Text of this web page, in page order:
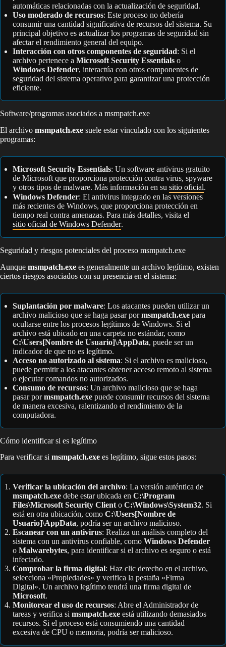
automáticas relacionadas con la actualización de seguridad.
Uso moderado de recursos: Este proceso no debería
consumir una cantidad significativa de recursos del sistema. Su
principal objetivo es actualizar los programas de seguridad sin
afectar el rendimiento general del equipo.
Interacción con otros componentes de seguridad: Si el
archivo pertenece a Microsoft Security Essentials o
Windows Defender, interactúa con otros componentes de
seguridad del sistema operativo para garantizar una protección
eficiente.
Software/programas asociados a msmpatch.exe
El archivo msmpatch.exe suele estar vinculado con los siguientes
programas:
Microsoft Security Essentials: Un software antivirus gratuito
de Microsoft que proporciona protección contra virus, spyware
y otros tipos de malware. Más información en su sitio oficial.
Windows Defender: El antivirus integrado en las versiones
más recientes de Windows, que proporciona protección en
tiempo real contra amenazas. Para más detalles, visita el
sitio oficial de Windows Defender.
Seguridad y riesgos potenciales del proceso msmpatch.exe
Aunque msmpatch.exe es generalmente un archivo legítimo, existen
ciertos riesgos asociados con su presencia en el sistema:
Suplantación por malware: Los atacantes pueden utilizar un
archivo malicioso que se haga pasar pormsmpatch.exe para
ocultarse entre los procesos legítimos de Windows. Si el
archivo está ubicado en una carpeta no estándar, como
C:\Users[Nombre de Usuario]\AppData, puede ser un
indicador de que no es legítimo.
Acceso no autorizado al sistema: Si el archivo es malicioso,
puede permitir a los atacantes obtener acceso remoto al sistema
o ejecutar comandos no autorizados.
Consumo de recursos: Un archivo malicioso que se haga
pasar pormsmpatch.exe puede consumir recursos del sistema
de manera excesiva, ralentizando el rendimiento de la
computadora.
Cómo identificar si es legítimo
Para verificar si msmpatch.exe es legítimo, sigue estos pasos:
Verificar la ubicación del archivo: La versión auténtica de
msmpatch.exe debe estar ubicada en C:\Program
Files\Microsoft Security Cliento C:\Windows\System32. Si
está en otra ubicación, como C:\Users[Nombre de
Usuario]\AppData, podría ser un archivo malicioso.
Escanear con un antivirus: Realiza un análisis completo del
sistema con un antivirus confiable, como Windows Defender
o Malwarebytes, para identificar si el archivo es seguro o está
infectado.
Comprobar la firma digital: Haz clic derecho en el archivo,
selecciona «Propiedades» y verifica la pestaña «Firma
Digital». Un archivo legítimo tendrá una firma digital de
Microsoft.
Monitorear el uso de recursos: Abre el Administrador de
tareas y verifica si msmpatch.exe está utilizando demasiados
recursos. Si el proceso está consumiendo una cantidad
excesiva de CPU o memoria, podría ser malicioso.